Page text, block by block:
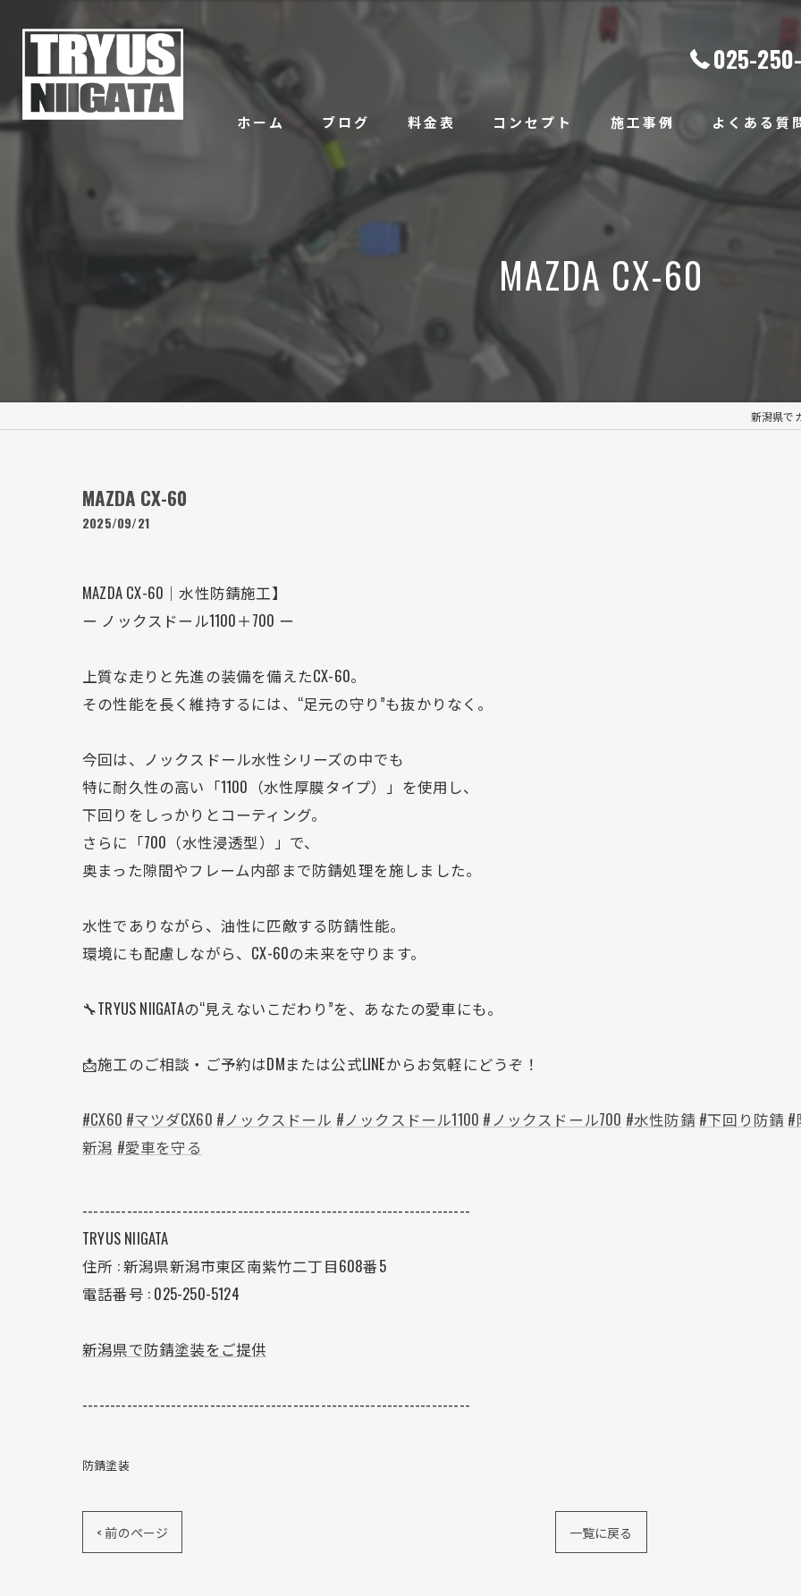
025-
ホーム ブログ 料金表 コンセプト 施工事例 よくある質
MAZDA CX-60
新潟県で
MAZDA CX-60
2025/09/21
MAZDA CX-60｜水性防錆施工】
ー ノックスドール1100＋700 ー
上質な走りと先進の装備を備えたCX-60。
その性能を長く維持するには、“足元の守り”も抜かりなく。
今回は、ノックスドール水性シリーズの中でも
特に耐久性の高い「1100（水性厚膜タイプ）」を使用し、
下回りをしっかりとコーティング。
さらに「700（水性浸透型）」で、
奥まった隙間やフレーム内部まで防錆処理を施しました。
水性でありながら、油性に匹敵する防錆性能。
環境にも配慮しながら、CX-60の未来を守ります。
🔧TRYUS NIIGATAの“見えないこだわり”を、あなたの愛車にも。
📩施工のご相談・ご予約はDMまたは公式LINEからお気軽にどうぞ！
#CX60 #マツダCX60 #ノックスドール #ノックスドール1100 #ノックスドール700 #水性防錆 #下回り防錆 #
新潟 #愛車を守る
----------------------------------------------------------------------
TRYUS NIIGATA
住所 : 新潟県新潟市東区南紫竹二丁目608番5
電話番号 : 025-250-5124
新潟県で防錆塗装をご提供
----------------------------------------------------------------------
防錆塗装
< 前のページ 一覧に戻る